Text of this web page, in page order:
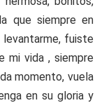
que siempre en
levantarme, fuiste
mi vida , siempre
momento, vuela
en su gloria y